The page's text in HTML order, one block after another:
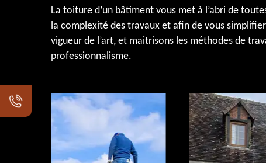
La toiture d’un bâtiment vous met à l’abri de
la complexité des travaux et afin de vous
vigueur de l’art, et maitrisons les méthodes de
professionnalisme.